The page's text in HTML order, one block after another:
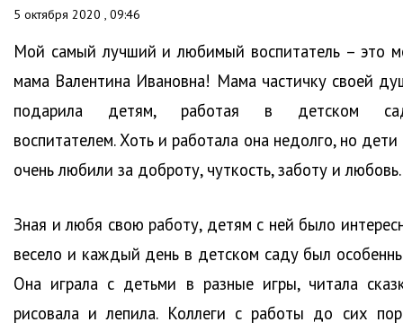
5 октября 2020 , 09:46
Мой самый лучший и любимый воспитатель – это
мама Валентина Ивановна! Мама частичку своей
подарила детям, работая в детском
воспитателем. Хоть и работала она недолго, но дети
очень любили за доброту, чуткость, заботу и любовь.
Зная и любя свою работу, детям с ней было
весело и каждый день в детском саду был
Она играла с детьми в разные игры, читала
рисовала и лепила. Коллеги с работы до сих